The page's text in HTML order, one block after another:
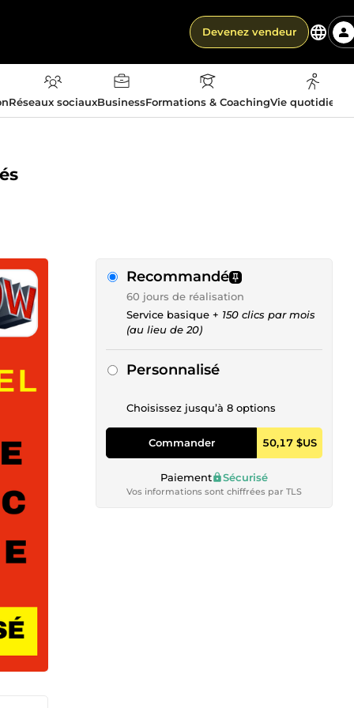
Devenez vendeur
Réseaux sociauxBusinessFormations & CoachingVie
Recommandé
60 jours de réalisation
Service basique + 150 clics par mois
(au lieu de 20)
Personnalisé
Choisissez jusqu’à 8 options
Commander 50,17 $US
Paiement Sécurisé
Vos informations sont chiffrées par TLS